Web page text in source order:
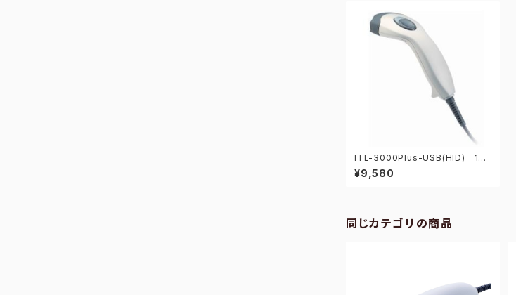
ITL-3000Plus-USB(HID) 1次
元バーコードリーダー
¥9,580
同じカテゴリの商品